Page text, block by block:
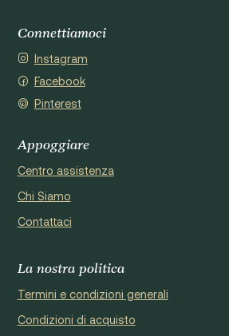
Connettiamoci
Instagram
Facebook
Pinterest
Appoggiare
Centro assistenza
Chi Siamo
Contattaci
La nostra politica
Termini e condizioni generali
Condizioni di acquisto